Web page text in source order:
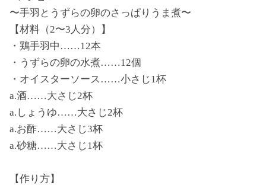
〜手羽とうずらの卵のさっぱりうま煮〜
【材料（2〜3人分）】
・鶏手羽中……12本
・うずらの卵の水煮……12個
・オイスターソース……小さじ1杯
a.酒……大さじ2杯
a.しょうゆ……大さじ2杯
a.お酢……大さじ3杯
a.砂糖……大さじ1杯
【作り方】